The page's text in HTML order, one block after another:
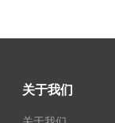
关于我们